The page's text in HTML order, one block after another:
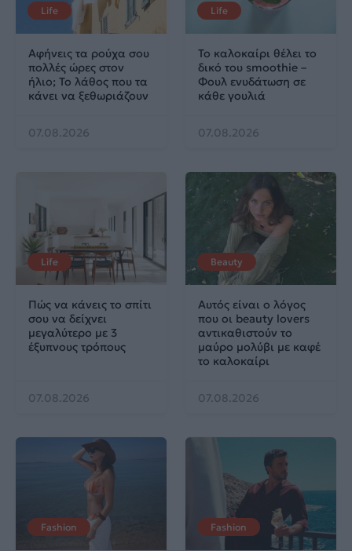
Life
Αφήνεις τα ρούχα σου
πολλές ώρες στον
ήλιο; Το λάθος που τα
κάνει να ξεθωριάζουν
07.08.2026
Life
Το καλοκαίρι θέλει το
δικό του smoothie –
Φουλ ενυδάτωση σε
κάθε γουλιά
07.08.2026
Life
Πώς να κάνεις το σπίτι
σου να δείχνει
μεγαλύτερο με 3
έξυπνους τρόπους
07.08.2026
Beauty
Αυτός είναι ο λόγος
που οι beauty lovers
αντικαθιστούν το
μαύρο μολύβι με καφέ
το καλοκαίρι
07.08.2026
Fashion Fashion